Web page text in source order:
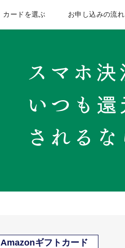
カードを選ぶ お申し込みの流れ
Amazonギフトカード